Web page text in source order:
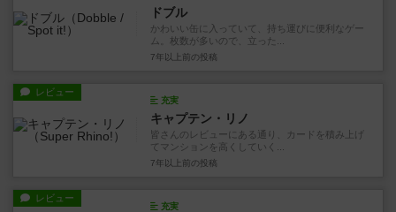
ドブル
かわいい缶に入っていて、持ち運びに便利なゲー
ム。枚数が多いので、立った...
7年以上前 の投稿
レビュー
充実
キャプテン・リノ
皆さんのレビューにある通り、カードを積み上げ
てマンションを高くしていく...
7年以上前 の投稿
レビュー
充実